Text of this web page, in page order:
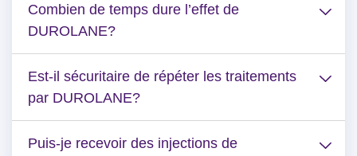
Combien de temps dure l’effet de
DUROLANE?
Est-il sécuritaire de répéter les traitements
par DUROLANE?
Puis-je recevoir des injections de